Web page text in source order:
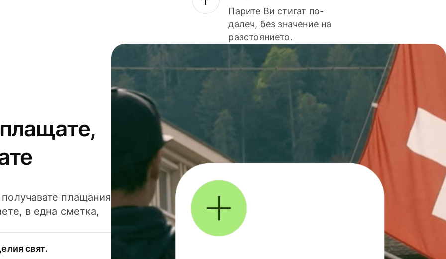
Парите Ви стигат по-
далеч, без значение на
разстоянието.
плащания
в една сметка,
свят.